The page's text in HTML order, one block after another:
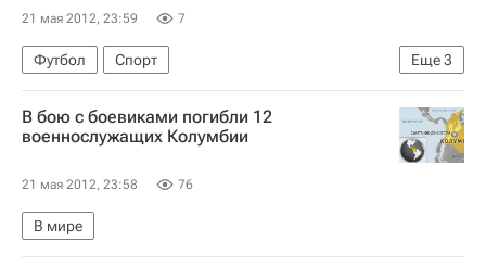
21 мая 2012, 23:59 7
Еще3
Футбол
Спорт
АПЛ 2026-2027 (Чемпионат Англии по футболу)
Челси
Дидье Дрогба
В бою с боевиками погибли 12
военнослужащих Колумбии
21 мая 2012, 23:58 76
В мире